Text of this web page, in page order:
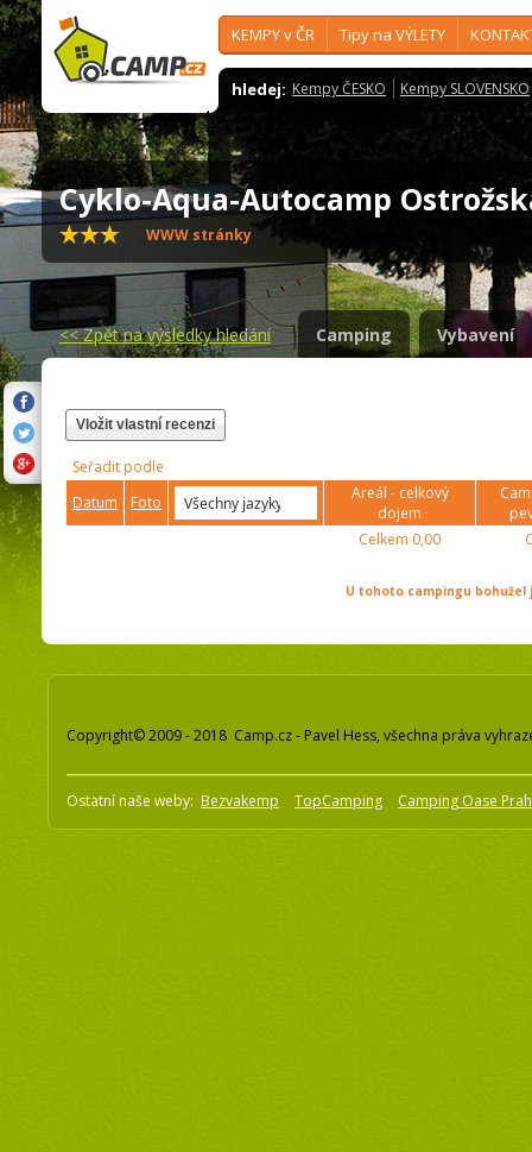
KEMPY v ČR Tipy na VÝLETY
hledej: Kempy ČESKO Kempy SLOVENSKO
Cyklo-Aqua-Autocamp
WWW stránky
<<Zpět na výsledky hledání Camping Vybavení
Vložit vlastní recenzi
Seřadit podle
Datum
Foto
Areál - celkový
dojem
Celkem 0,00
U tohoto campingu
Copyright© 2009 - 2018 Camp.cz - Pavel Hess, všechna práva
Ostatní naše weby: Bezvakemp TopCamping Camping Oase